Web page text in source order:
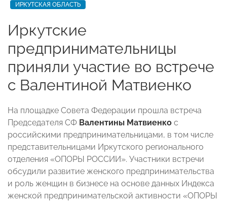
ИРКУТСКАЯ ОБЛАСТЬ
Иркутские
предпринимательницы
приняли участие во встрече
с Валентиной Матвиенко
На площадке Совета Федерации прошла встреча
Председателя СФ Валентины Матвиенко с
российскими предпринимательницами, в том числе
представительницами Иркутского регионального
отделения «ОПОРЫ РОССИИ». Участники встречи
обсудили развитие женского предпринимательства
и роль женщин в бизнесе на основе данных Индекса
женской предпринимательской активности «ОПОРЫ